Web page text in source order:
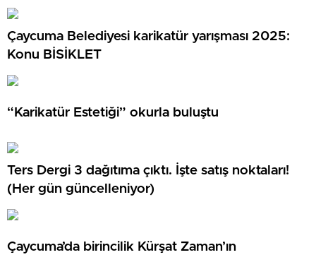
Çaycuma Belediyesi karikatür yarışması 2025:
Konu BİSİKLET
“Karikatür Estetiği” okurla buluştu
Ters Dergi 3 dağıtıma çıktı. İşte satış noktaları!
(Her gün güncelleniyor)
Çaycuma’da birincilik Kürşat Zaman’ın